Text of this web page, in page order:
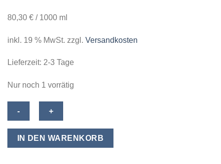
80,30 € / 1000 ml
inkl. 19 % MwSt. zzgl. Versandkosten
Lieferzeit: 2-3 Tage
Nur noch 1 vorrätig
Waland
Double
IN DEN WARENKORB